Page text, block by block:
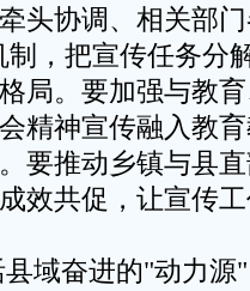
头协调、相关部
，把宣传任务分
局。要加强与教
精神宣传融入教
要推动乡镇与县
效共促，让宣传
域奋进的"动力源"